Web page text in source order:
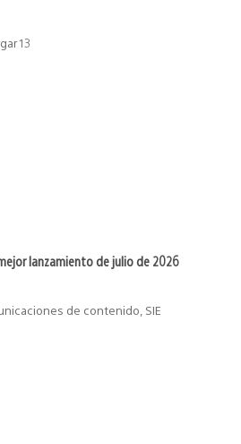
13
lanzamiento de julio de 2026
de contenido, SIE